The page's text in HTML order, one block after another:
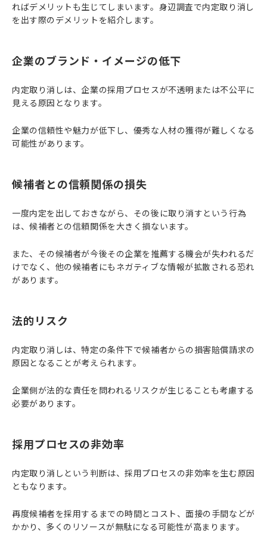
ればデメリットも生じてしまいます。身辺調査で内定取り消し
を出す際のデメリットを紹介します。
企業のブランド・イメージの低下
内定取り消しは、企業の採用プロセスが不透明または不公平に
見える原因となります。
企業の信頼性や魅力が低下し、優秀な人材の獲得が難しくなる
可能性があります。
候補者との信頼関係の損失
一度内定を出しておきながら、その後に取り消すという行為
は、候補者との信頼関係を大きく損ないます。
また、その候補者が今後その企業を推薦する機会が失われるだ
けでなく、他の候補者にもネガティブな情報が拡散される恐れ
があります。
法的リスク
内定取り消しは、特定の条件下で候補者からの損害賠償請求の
原因となることが考えられます。
企業側が法的な責任を問われるリスクが生じることも考慮する
必要があります。
採用プロセスの非効率
内定取り消しという判断は、採用プロセスの非効率を生む原因
ともなります。
再度候補者を採用するまでの時間とコスト、面接の手間などが
かかり、多くのリソースが無駄になる可能性が高まります。